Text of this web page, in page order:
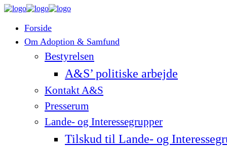
Forside
Om Adoption & Samfund
Bestyrelsen
A&S’ politiske arbejde
Kontakt A&S
Presserum
Lande- og Interessegrupper
Tilskud til Lande- og